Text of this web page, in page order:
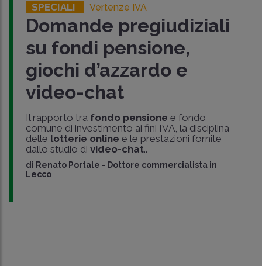
SPECIALI Vertenze IVA
Domande pregiudiziali
su fondi pensione,
giochi d’azzardo e
video-chat
Il rapporto tra fondo pensione e fondo
comune di investimento ai fini IVA, la disciplina
delle lotterie online e le prestazioni fornite
dallo studio di video-chat..
di Renato Portale - Dottore commercialista in
Lecco